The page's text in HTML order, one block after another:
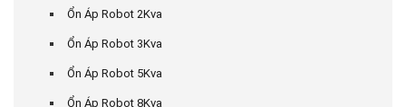
Ổn Áp Robot 2Kva
Ổn Áp Robot 3Kva
Ổn Áp Robot 5Kva
Ổn Áp Robot 8Kva